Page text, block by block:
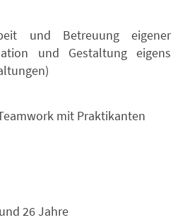
und Betreuung eigener
und Gestaltung eigens
mit Praktikanten
26 Jahre